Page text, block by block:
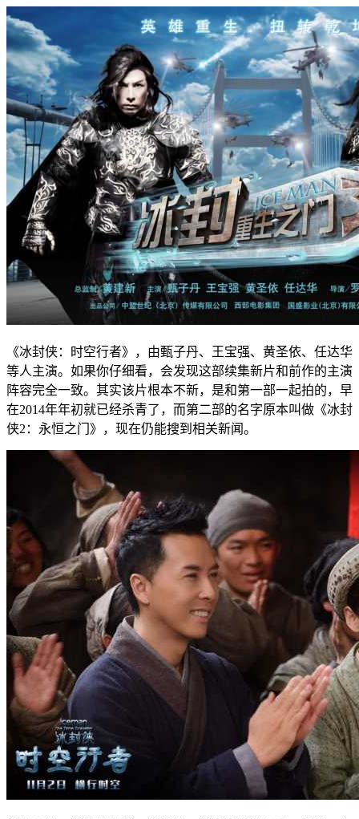
《冰封侠：时空行者》，由甄子丹、王宝强、黄圣依、任达华
等人主演。如果你仔细看，会发现这部续集新片和前作的主演
阵容完全一致。其实该片根本不新，是和第一部一起拍的，早
在2014年年初就已经杀青了，而第二部的名字原本叫做《冰封
侠2：永恒之门》，现在仍能搜到相关新闻。